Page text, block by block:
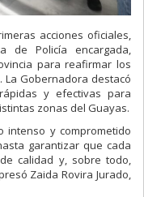
acciones oficiales,
de Policía encargada,
para reafirmar los
Gobernadora destacó
y efectivas para
zonas del Guayas.
intenso y comprometido
garantizar que cada
calidad y, sobre todo,
Zaida Rovira Jurado,